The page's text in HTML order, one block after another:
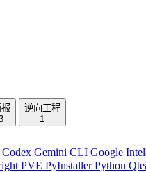
逆向工程
1
Codex Gemini CLI Google
PVE PyInstallerPython